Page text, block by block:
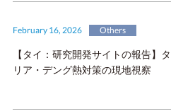
February 16, 2026 Others
【タイ：研究開発サイトの報告】
リア・デング熱対策の現地視察